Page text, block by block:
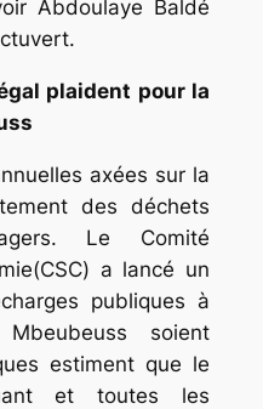
Abdoulaye Baldé
plaident pour la
axées sur la
des déchets
Le Comité
a lancé un
publiques à
soient
estiment que le
et toutes les